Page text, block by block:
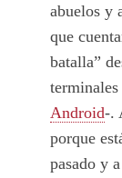
abuelos y
que
batalla”
Android-.
porque
pasado y